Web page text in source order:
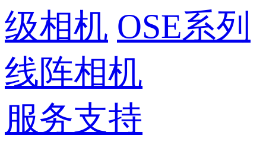
级相机 OSE系列
线阵相机
服务支持